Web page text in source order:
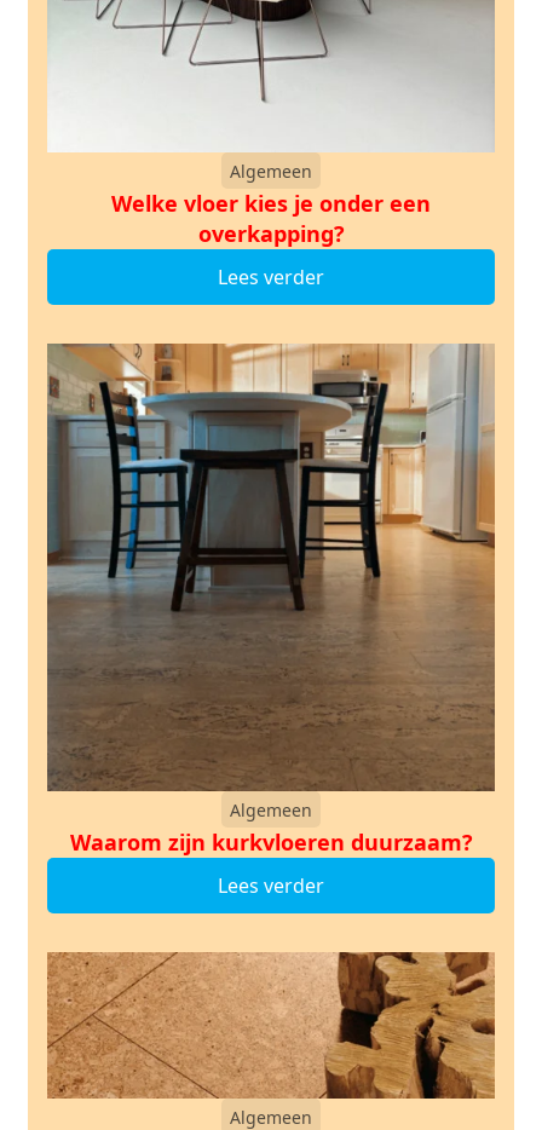
Algemeen
Welke vloer kies je onder een
overkapping?
Lees verder
Algemeen
Waarom zijn kurkvloeren duurzaam?
Lees verder
Algemeen